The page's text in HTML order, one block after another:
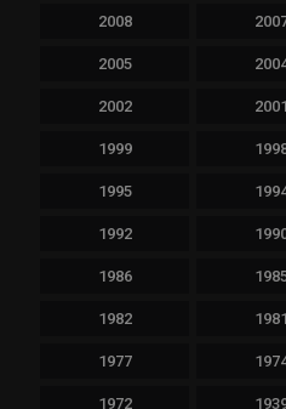
2008
2005
2002 2001
1999
1995
1992
1986
1982 1981
1977
1972